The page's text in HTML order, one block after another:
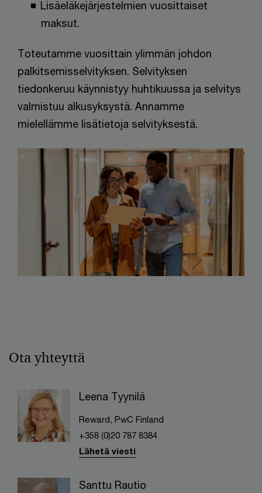
Lisäeläkejärjestelmien vuosittaiset
maksut.
Toteutamme vuosittain ylimmän johdon
palkitsemisselvityksen. Selvityksen
tiedonkeruu käynnistyy huhtikuussa ja selvitys
valmistuu alkusyksystä. ​Annamme
mielellämme lisätietoja selvityksestä.
Ota yhteyttä
Leena Tyynilä
Reward, PwC Finland
+358 (0)20 787 8384
Lähetä viesti
Santtu Rautio